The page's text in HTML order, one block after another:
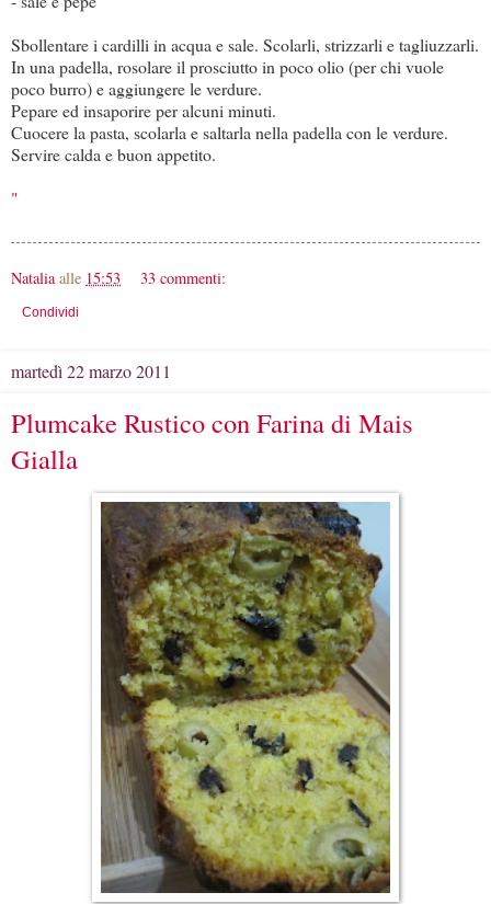
Sbollentare i cardilli in acqua e sale. Scolarli, strizzarli e tagliuzzarli.
In una padella, rosolare il prosciutto in poco olio (per chi vuole
poco burro) e aggiungere le verdure.
Pepare ed insaporire per alcuni minuti.
Cuocere la pasta, scolarla e saltarla nella padella con le verdure.
Servire calda e buon appetito.
"
Natalia alle 15:53 33 commenti:
Condividi
martedì 22 marzo 2011
Plumcake Rustico con Farina di Mais
Gialla